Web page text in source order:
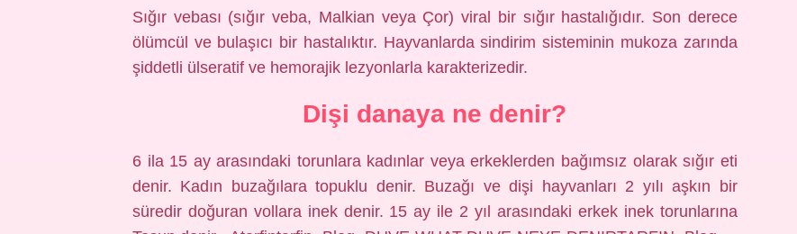
Sığır vebası (sığır veba, Malkian veya Çor) viral bir sığır hastalığıdır. Son derece
ölümcül ve bulaşıcı bir hastalıktır. Hayvanlarda sindirim sisteminin mukoza zarında
şiddetli ülseratif ve hemorajik lezyonlarla karakterizedir.
Dişi danaya ne denir?
6 ila 15 ay arasındaki torunlara kadınlar veya erkeklerden bağımsız olarak sığır eti
denir. Kadın buzağılara topuklu denir. Buzağı ve dişi hayvanları 2 yılı aşkın bir
süredir doğuran vollara inek denir. 15 ay ile 2 yıl arasındaki erkek inek torunlarına